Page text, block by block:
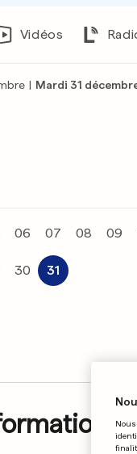
Vidéos
| Mardi 31
06 07 08 09
30 31
Nous